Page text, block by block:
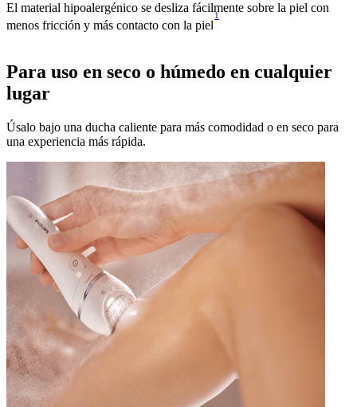
El material hipoalergénico se desliza fácilmente sobre la piel con
menos fricción y más contacto con la piel
1
Para uso en seco o húmedo en cualquier
lugar
Úsalo bajo una ducha caliente para más comodidad o en seco para
una experiencia más rápida.